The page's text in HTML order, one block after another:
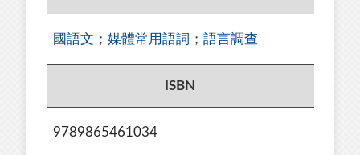
國語文 ； 媒體常用語詞 ； 語言調查
ISBN
9789865461034